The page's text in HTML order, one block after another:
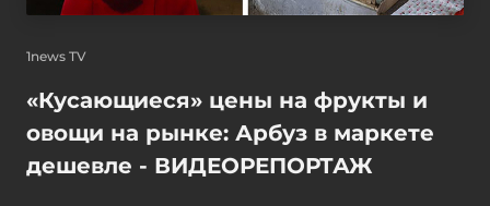
1news TV
«Кусающиеся» цены на фрукты и
овощи на рынке: Арбуз в маркете
дешевле - ВИДЕОРЕПОРТАЖ